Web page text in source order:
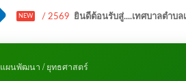
NEW / 2569 ยินดีต้อนรับสู่....เทศบาลตำบล
แผนพัฒนา / ยุทธศาสตร์